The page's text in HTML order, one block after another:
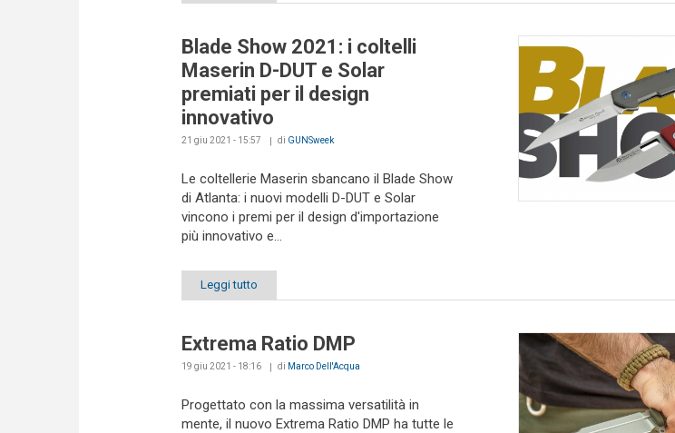
Blade Show 2021: i coltelli
Maserin D-DUT e Solar
premiati per il design
innovativo
21 giu 2021 - 15:57 di GUNSweek
Le coltellerie Maserin sbancano il Blade Show
di Atlanta: i nuovi modelli D-DUT e Solar
vincono i premi per il design d'importazione
più innovativo e...
Leggi tutto
Extrema Ratio DMP
19 giu 2021 - 18:16 di Marco Dell'Acqua
Progettato con la massima versatilità in
mente, il nuovo Extrema Ratio DMP ha tutte le